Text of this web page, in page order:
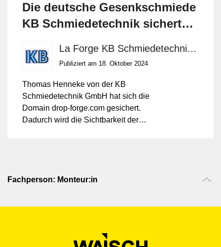
Die deutsche Gesenkschmiede
KB Schmiedetechnik sichert
forge.com
La Forge KB Schmiedetechnik GmbH
Publiziert am 18. Oktober 2024
Thomas Henneke von der KB
Schmiedetechnik GmbH hat sich die
Domain drop-forge.com gesichert.
Dadurch wird die Sichtbarkeit der
sind die englischen Begriffe für das
Fachperson: Monteur:in